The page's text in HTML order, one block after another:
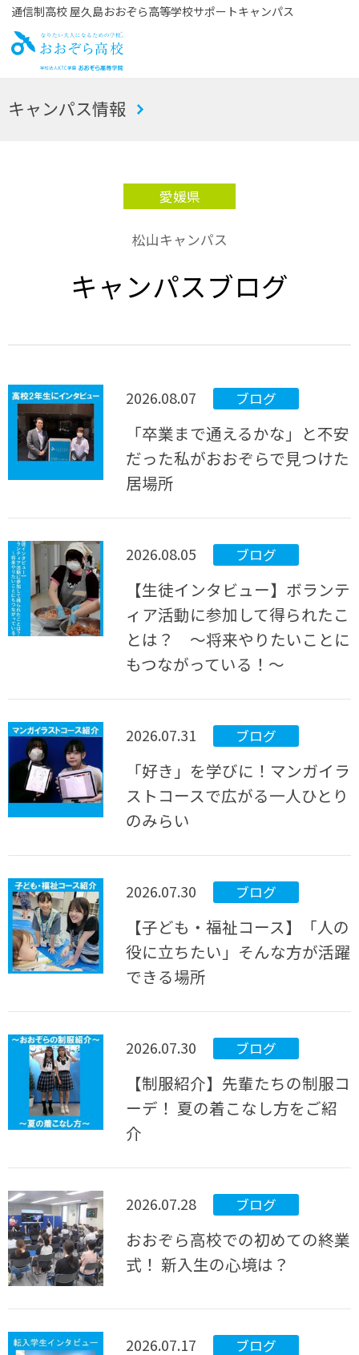
通信制高校 屋久島おおぞら高等学校サポートキャンパス
お
キャンパス情報
愛媛県
松山キャンパス
キャンパスブログ
2026.08.07 ブログ
「卒業まで通えるかな」と不安
だった私がおおぞらで見つけた
居場所
2026.08.05 ブログ
【生徒インタビュー】ボランテ
ィア活動に参加して得られたこ
とは？ ～将来やりたいことに
もつながっている！～
2026.07.31 ブログ
「好き」を学びに！マンガイラ
ストコースで広がる一人ひとり
のみらい
2026.07.30 ブログ
【子ども・福祉コース】「人の
役に立ちたい」そんな方が活躍
できる場所
2026.07.30 ブログ
【制服紹介】先輩たちの制服コ
ーデ！ 夏の着こなし方をご紹
介
2026.07.28 ブログ
おおぞら高校での初めての終業
式！ 新入生の心境は？
2026.07.17 ブログ